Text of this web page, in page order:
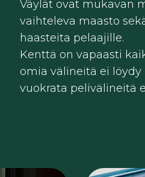
Väylät ovat mukavan
vaihteleva maasto
haasteita pelaajille.
Kenttä on vapaasti
omia välineitä ei
vuokrata pelivälineitä